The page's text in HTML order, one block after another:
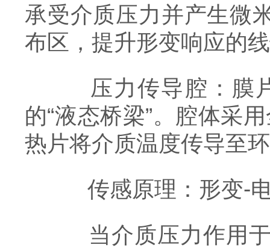
承受介质压力并产生微
布区，提升形变响应的
压力传导腔：膜片
的“液态桥梁”。腔体采
热片将介质温度传导至
传感原理：形变-电
当介质压力作用于